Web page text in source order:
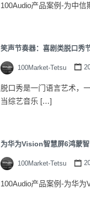
100Audio产品案例-为中
笑声节奏器：喜剧类脱口秀
100Market-Tetsu
脱口秀是一门语言艺术，
当综艺音乐 […]
100Market-Tetsu
100Audio产品案例-为华